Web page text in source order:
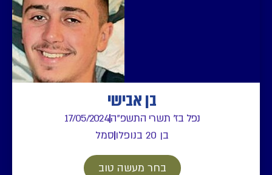
בן אבישי
נפל בז' תשרי התשפ"ה17/05/2024
בן 20 בנופלו
סמל
בחר מעשה טוב